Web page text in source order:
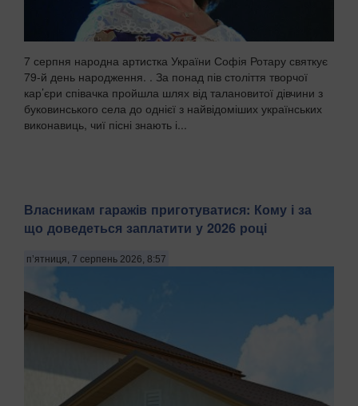
7 серпня народна артистка України Софія Ротару святкує
79-й день народження. . За понад пів століття творчої
кар’єри співачка пройшла шлях від талановитої дівчини з
буковинського села до однієї з найвідоміших українських
виконавиць, чиї пісні знають і...
Власникам гаражів приготуватися: Кому і за
що доведеться заплатити у 2026 році
п’ятниця, 7 серпень 2026, 8:57